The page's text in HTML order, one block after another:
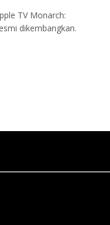
TV Monarch:
dikembangkan.